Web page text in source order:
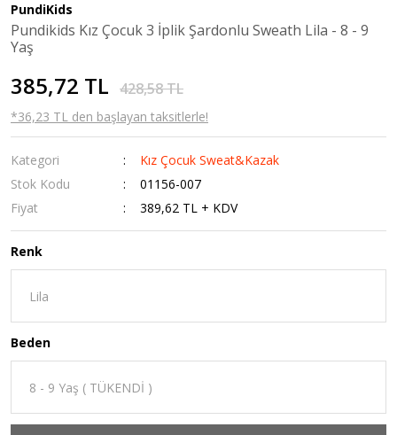
PundiKids
Pundikids Kız Çocuk 3 İplik Şardonlu Sweath Lila - 8 - 9
Yaş
385,72 TL 428,58 TL
*36,23 TL den başlayan taksitlerle!
Kategori
Kız Çocuk Sweat&Kazak
Stok Kodu
01156-007
Fiyat
389,62 TL + KDV
Renk
Beden